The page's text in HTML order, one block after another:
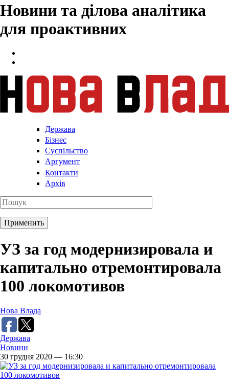
Новини та ділова аналітика
для проактивних
Держава
Бізнес
Суспільство
Аргумент
Контакти
Архів
УЗ за год модернизировала и
капитально отремонтировала
100 локомотивов
Нова Влада
Держава
Новини
30 грудня 2020 — 16:30